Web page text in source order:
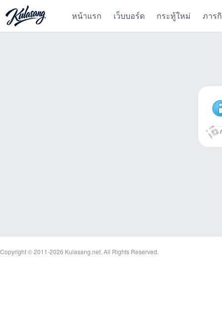
หน้าแรก เว็บบอร์ด กระทู้ใหม่ ภาร
Copyright © 2011-2026 Kulasang.net. All Rights Reserved.